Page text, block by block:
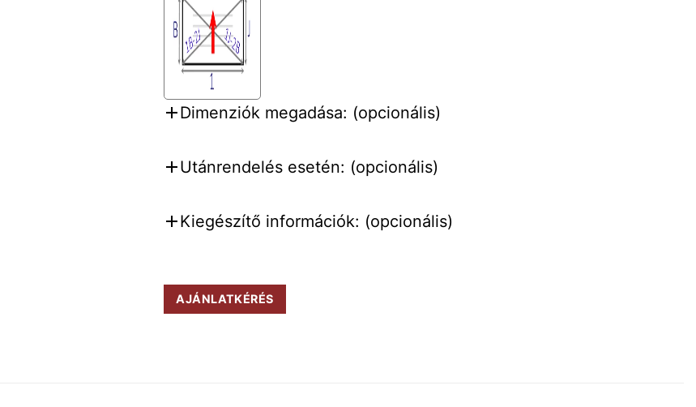
Dimenziók megadása: (opcionális)
Utánrendelés esetén: (opcionális)
Kiegészítő információk: (opcionális)
AJÁNLATKÉRÉS